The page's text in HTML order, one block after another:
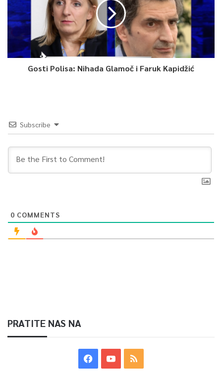
Gosti Polisa: Nihada Glamoč i Faruk Kapidžić
Subscribe
0 COMMENTS
PRATITE NAS NA